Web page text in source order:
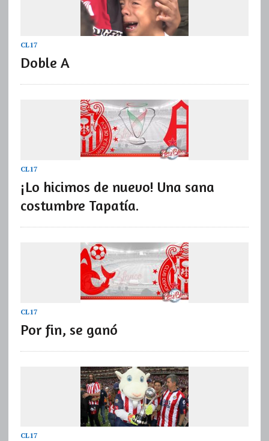
CL17
Doble A
CL17
¡Lo hicimos de nuevo! Una sana
costumbre Tapatía.
CL17
Por fin, se ganó
CL17